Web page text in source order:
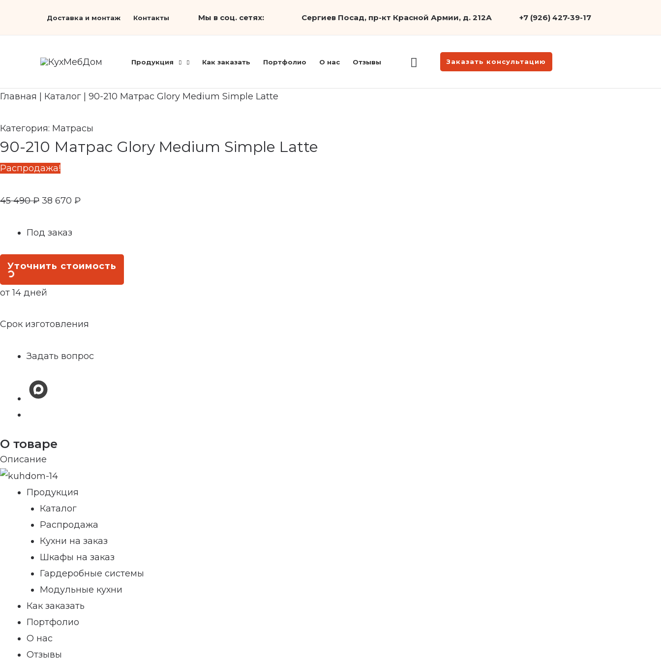
Доставка и монтаж Контакты Мы в соц. сетях: Сергиев Посад, пр-кт Красной Армии, д. 212А +7 (926) 427-39-17
Продукция Как заказать Портфолио О нас Отзывы Заказать консультацию
Главная Каталог 90-210 Матрас Glory Medium Simple Latte
Категория: Матрасы
90-210 Матрас Glory Medium Simple Latte
Распродажа!
45 490₽
цена
45
38 670 ₽
цена:
670 ₽.
Под заказ
Уточнить стоимость
от 14 дней
Срок изготовления
Задать вопрос
О товаре
Описание
Продукция
Каталог
Распродажа
Кухни на заказ
Шкафы на заказ
Гардеробные системы
Модульные кухни
Как заказать
Портфолио
О нас
Отзывы